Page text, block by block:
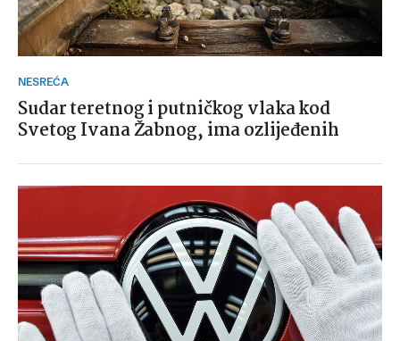
NESREĆA
Sudar teretnog i putničkog vlaka kod
Svetog Ivana Žabnog, ima ozlijeđenih